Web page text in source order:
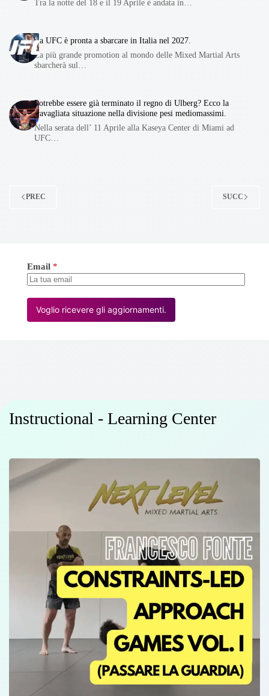
Tra la notte del 18 e il 19 Aprile è andata in…
La UFC è pronta a sbarcare in Italia nel 2027.
La più grande promotion al mondo delle Mixed Martial Arts
sbarcherà sul…
Potrebbe essere già terminato il regno di Ulberg? Ecco la
travagliata situazione nella divisione pesi mediomassimi.
Nella serata dell’ 11 Aprile alla Kaseya Center di Miami ad
UFC…
PREC SUCC
Email *
Voglio ricevere gli aggiornamenti.
Instructional - Learning Center